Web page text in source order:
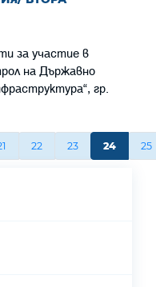
за участие в
на Държавно
гр.
22 23 24 25